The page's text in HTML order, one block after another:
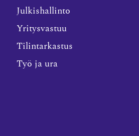
Julkishallinto
Yritysvastuu
Tilintarkastus
Työ ja ura